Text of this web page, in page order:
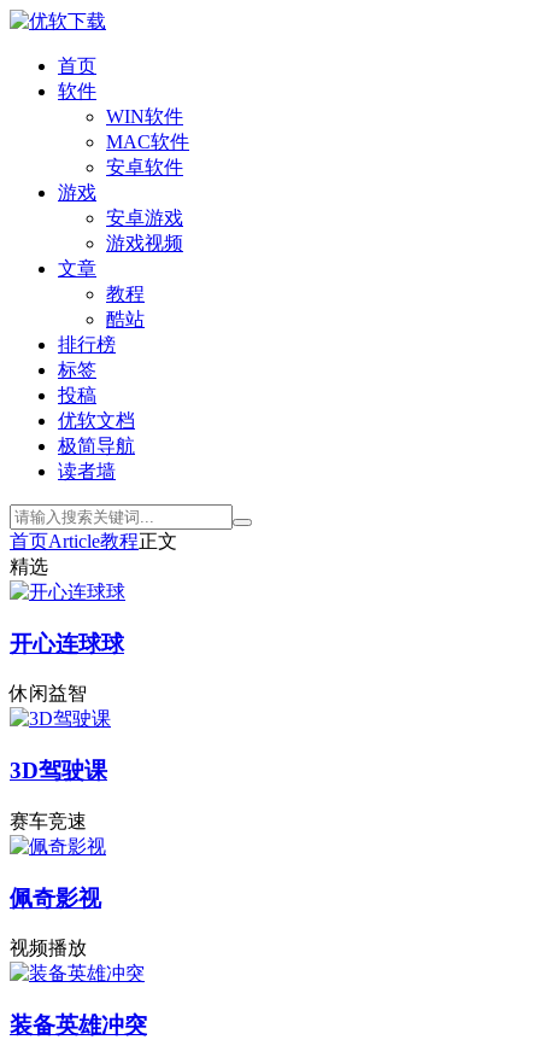
首页
软件
WIN软件
MAC软件
安卓软件
游戏
安卓游戏
游戏视频
文章
教程
酷站
排行榜
标签
投稿
优软文档
极简导航
读者墙
首页Article教程正文
精选
开心连球球
休闲益智
3D驾驶课
赛车竞速
佩奇影视
视频播放
装备英雄冲突